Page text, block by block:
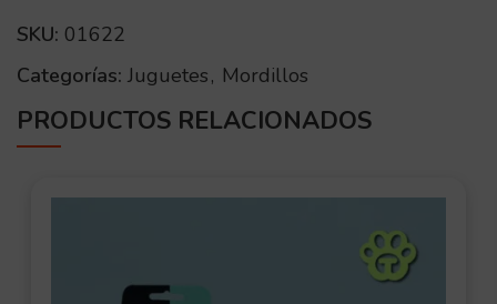
SKU: 01622
Categorías: Juguetes, Mordillos
PRODUCTOS RELACIONADOS